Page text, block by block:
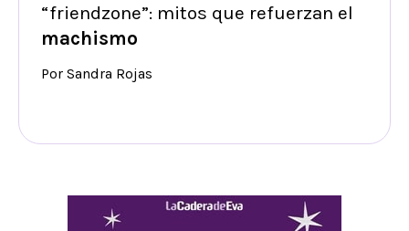
“friendzone”: mitos que refuerzan el
machismo
Por Sandra Rojas